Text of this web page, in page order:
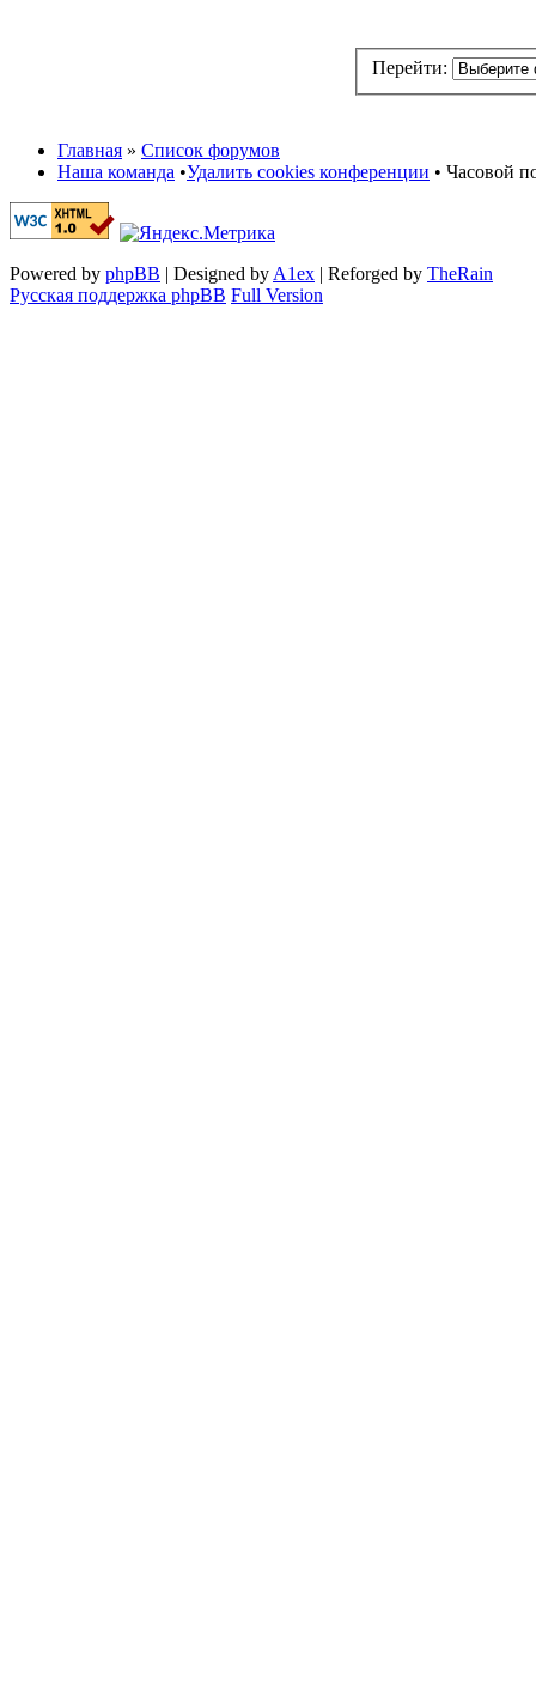
Перейти:
Главная » Список форумов
Наша команда •Удалить cookies конференции • Часовой
Powered by phpBB | Designed by A1ex | Reforged by TheRain
Русская поддержка phpBB Full Version